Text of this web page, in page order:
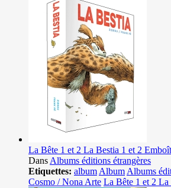
La Bête 1 et 2 La Bestia 1 et 2
Dans Albums éditions étrangères
Etiquettes: album Album Albums
Cosmo / Nona Arte La Bête 1 et 2 La